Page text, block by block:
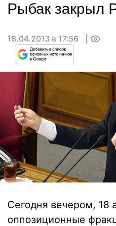
Рыбак закрыл
18.04.2013 в 17:56
Сегодня вечером, 18
оппозиционные